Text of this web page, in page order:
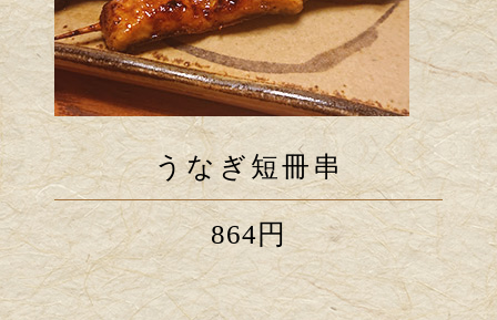
うなぎ短冊串
864円
うなぎ丸々1本
棒すし
5,400円